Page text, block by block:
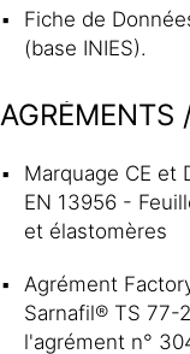
Fiche de
(base INIES).
AGRÉMENTS
Marquage CE et
EN 13956 -
et élastomères
Agrément
Sarnafil® TS 77-
l'agrément n°